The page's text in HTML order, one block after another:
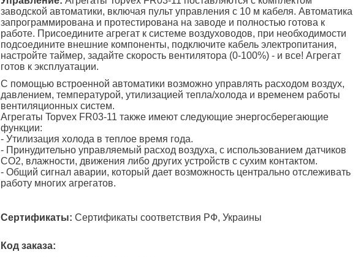
заводской автоматики, включая пульт управления с 10 м кабеля. Автоматика
запрограммирована и протестирована на заводе и полностью готова к
работе. Присоедините агрегат к системе воздуховодов, при необходимости
подсоедините внешние компоненты, подключите кабель электропитания,
настройте таймер, задайте скорость вентилятора (0-100%) - и все! Агрегат
готов к эксплуатации.
С помощью встроенной автоматики возможно управлять расходом воздух,
давлением, температурой, утилизацией тепла/холода и временем работы
вентиляционных систем.
Агрегаты Topvex FR03-11 также имеют следующие энергосберегающие
функции:
- Утилизация холода в теплое время года.
- Принудительно управляемый расход воздуха, с использованием датчиков
CO2, влажности, движения либо других устройств с сухим контактом.
- Общий сигнал аварии, который дает возможность центрально отслеживать
работу многих агрегатов.
Сертификаты: Сертификаты соответствия РФ, Украины
Код заказа: